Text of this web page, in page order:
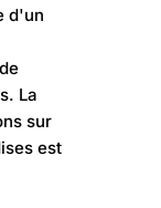
d'un
La
sur
est